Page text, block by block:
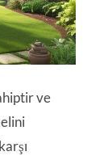
ve